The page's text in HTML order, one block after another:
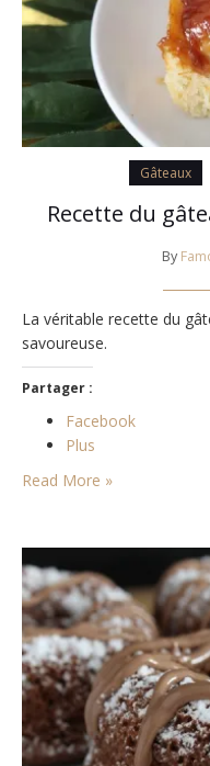
Gâteaux
Recette du
By
La véritable recette du
savoureuse.
Partager :
Facebook
Plus
Read More »